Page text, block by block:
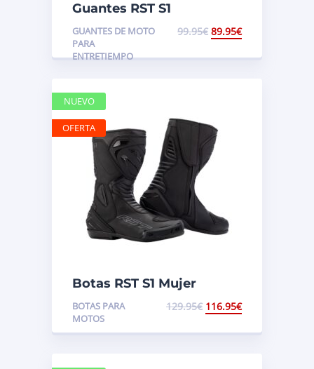
Guantes RST S1
GUANTES DE MOTO
PARA
ENTRETIEMPO
99.95€ 89.95€
Botas RST S1 Mujer
BOTAS PARA
MOTOS
129.95€ 116.95€
NUEVO
OFERTA